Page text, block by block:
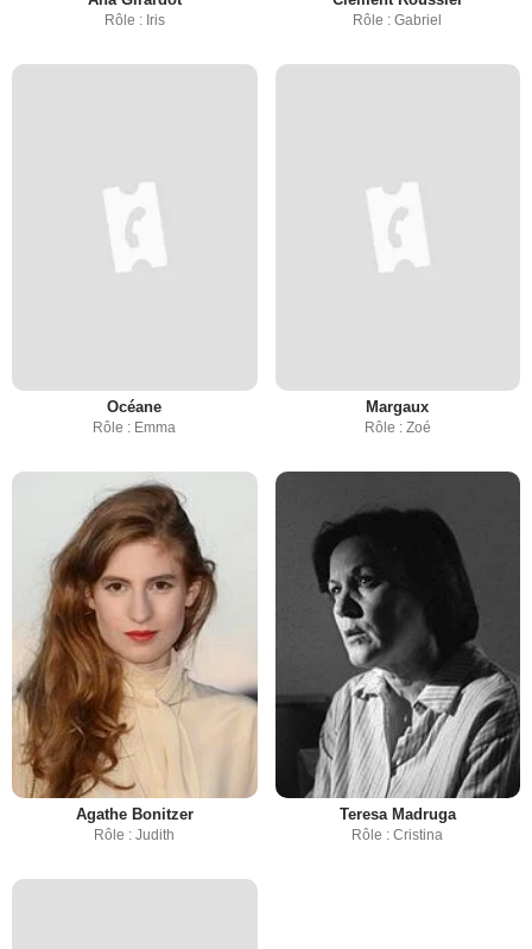
Rôle : Iris Rôle : Gabriel
Océane
Rôle : Emma
Margaux
Rôle : Zoé
Agathe Bonitzer
Rôle : Judith
Teresa Madruga
Rôle : Cristina